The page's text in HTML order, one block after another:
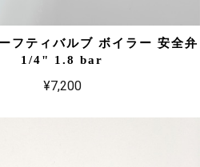
フティバルブ ボイラー 安全弁
1/4" 1.8 bar
¥7,200